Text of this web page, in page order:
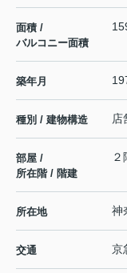
面積 /
バルコニー面積
築年月
種別 / 建物構造 店
部屋 /
所在階 / 階建
所在地 神
交通 京